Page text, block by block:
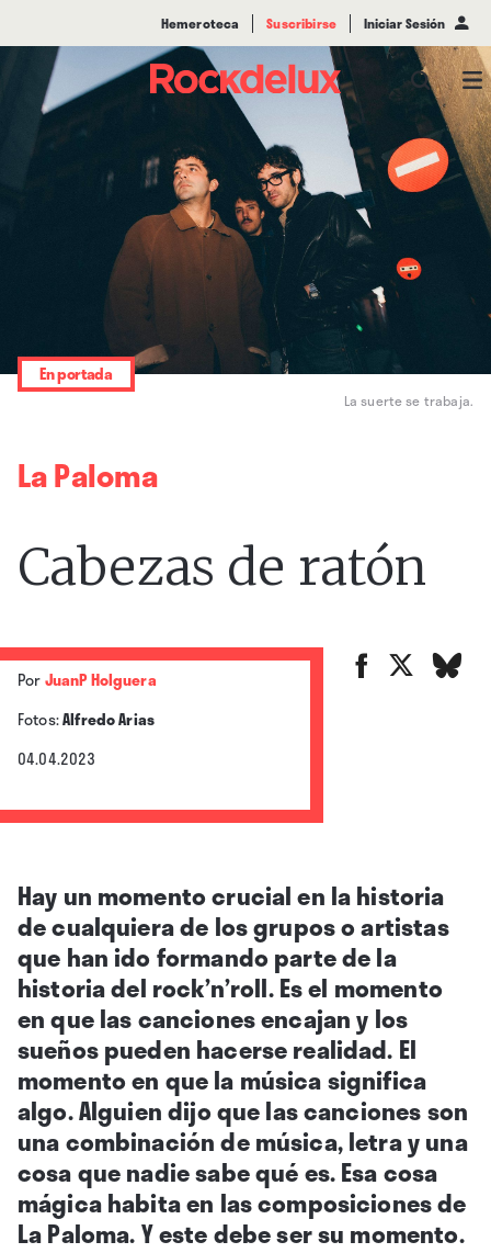
Hemeroteca Suscribirse Iniciar Sesión
La suerte se trabaja.
En portada
La Paloma
Cabezas de ratón
PorJuanP Holguera
Fotos:Alfredo Arias
04.04.2023
Hay un momento crucial en la historia
de cualquiera de los grupos o artistas
que han ido formando parte de la
historia del rock’n’roll. Es el momento
en que las canciones encajan y los
sueños pueden hacerse realidad. El
momento en que la música significa
algo. Alguien dijo que las canciones son
una combinación de música, letra y una
cosa que nadie sabe qué es. Esa cosa
mágica habita en las composiciones de
La Paloma. Y este debe ser su momento.